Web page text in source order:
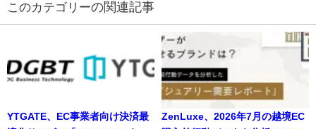
の関連記事
YTGATE、EC事業者向け決済最
ZenLuxe、2026年7月の越境EC